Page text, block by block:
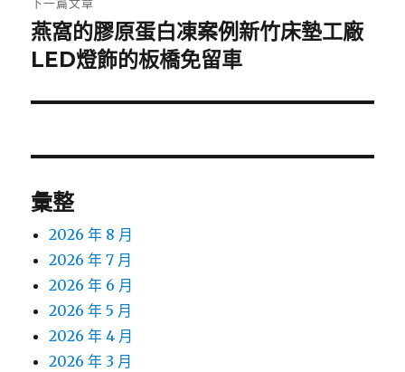
下
一
文
燕窩的膠原蛋白凍案例新竹床墊工廠
LED燈飾的板橋免留車
彙整
2026 年 8 月
2026 年 7 月
2026 年 6 月
2026 年 5 月
2026 年 4 月
2026 年 3 月